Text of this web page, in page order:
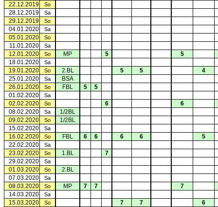
22.12.2019 So
28.12.2019 Sa
29.12.2019 So
04.01.2020 Sa
05.01.2020 So
11.01.2020 Sa
12.01.2020 So MP 5
5
18.01.2020
Sa
19.01.2020 So 2.BL 5 5
4
25.01.2020
Sa
BSA
26.01.2020
So FBL 5
5
01.02.2020
Sa
02.02.2020 So 6
6
08.02.2020
Sa
1/2BL
09.02.2020
So
1/2BL
15.02.2020
Sa
16.02.2020 So FBL 6 6 6 6
5
22.02.2020
Sa
23.02.2020 So 1.BL
7
29.02.2020
Sa
01.03.2020 So
2.BL
07.03.2020
Sa
08.03.2020 So MP 7 7
7
14.03.2020
Sa
15.03.2020 So 7 7
6